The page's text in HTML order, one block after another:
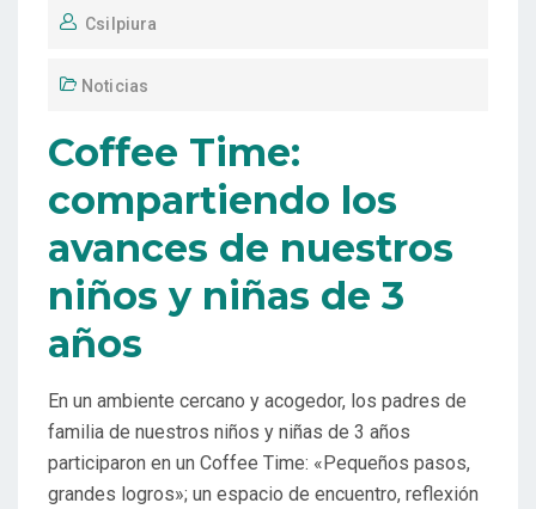
Csilpiura
Noticias
Coffee Time:
compartiendo los
avances de nuestros
niños y niñas de 3
años
En un ambiente cercano y acogedor, los padres de
familia de nuestros niños y niñas de 3 años
participaron en un Coffee Time: «Pequeños pasos,
grandes logros»; un espacio de encuentro, reflexión